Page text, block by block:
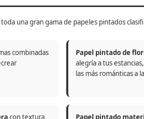
una gran gama de papeles pintados
combinadas
Papel pintado de
alegría a tus
las más románticas a
con textura
Papel pintado